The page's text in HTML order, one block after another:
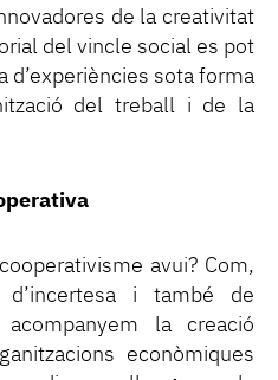
de la creativitat
del vincle social es pot
d’experiències sota forma
del treball i de la
avui? Com,
i també de
la creació
econòmiques